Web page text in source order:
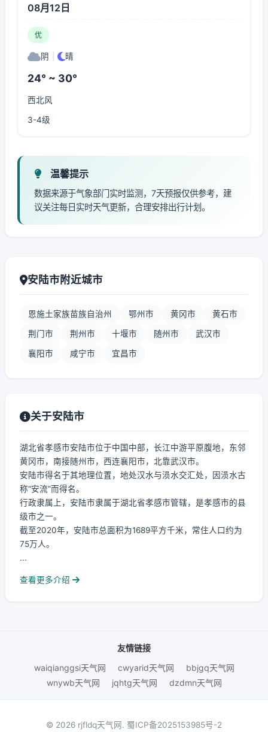
08月12日
优
阴 晴
24° ~ 30°
西北风
3-4级
温馨提示
数据来源于气象部门实时监测，7天预报仅供参考，建
议关注每日实时天气更新，合理安排出行计划。
安陆市附近城市
恩施土家族苗族自治州 鄂州市 黄冈市 黄石市
荆门市 荆州市 十堰市 随州市 武汉市
襄阳市 咸宁市 宜昌市
关于安陆市
湖北省孝感市安陆市位于中国中部，长江中游平原腹地，东邻
黄冈市，南接随州市，西连襄阳市，北靠武汉市。
安陆市得名于其地理位置，地处汉水与涢水交汇处，因涢水古
称“安流”而得名。
行政隶属上，安陆市隶属于湖北省孝感市管辖，是孝感市的县
级市之一。
截至2020年，安陆市总面积为1689平方千米，常住人口约为
75万人。
...
查看更多介绍
友情链接
waiqianggsi天气网
cwyarid天气网
bbjgq天气网
wnywb天气网
jqhtg天气网 dzdmn天气网
© 2026 rjfldq天气网. 蜀ICP备2025153985号-2